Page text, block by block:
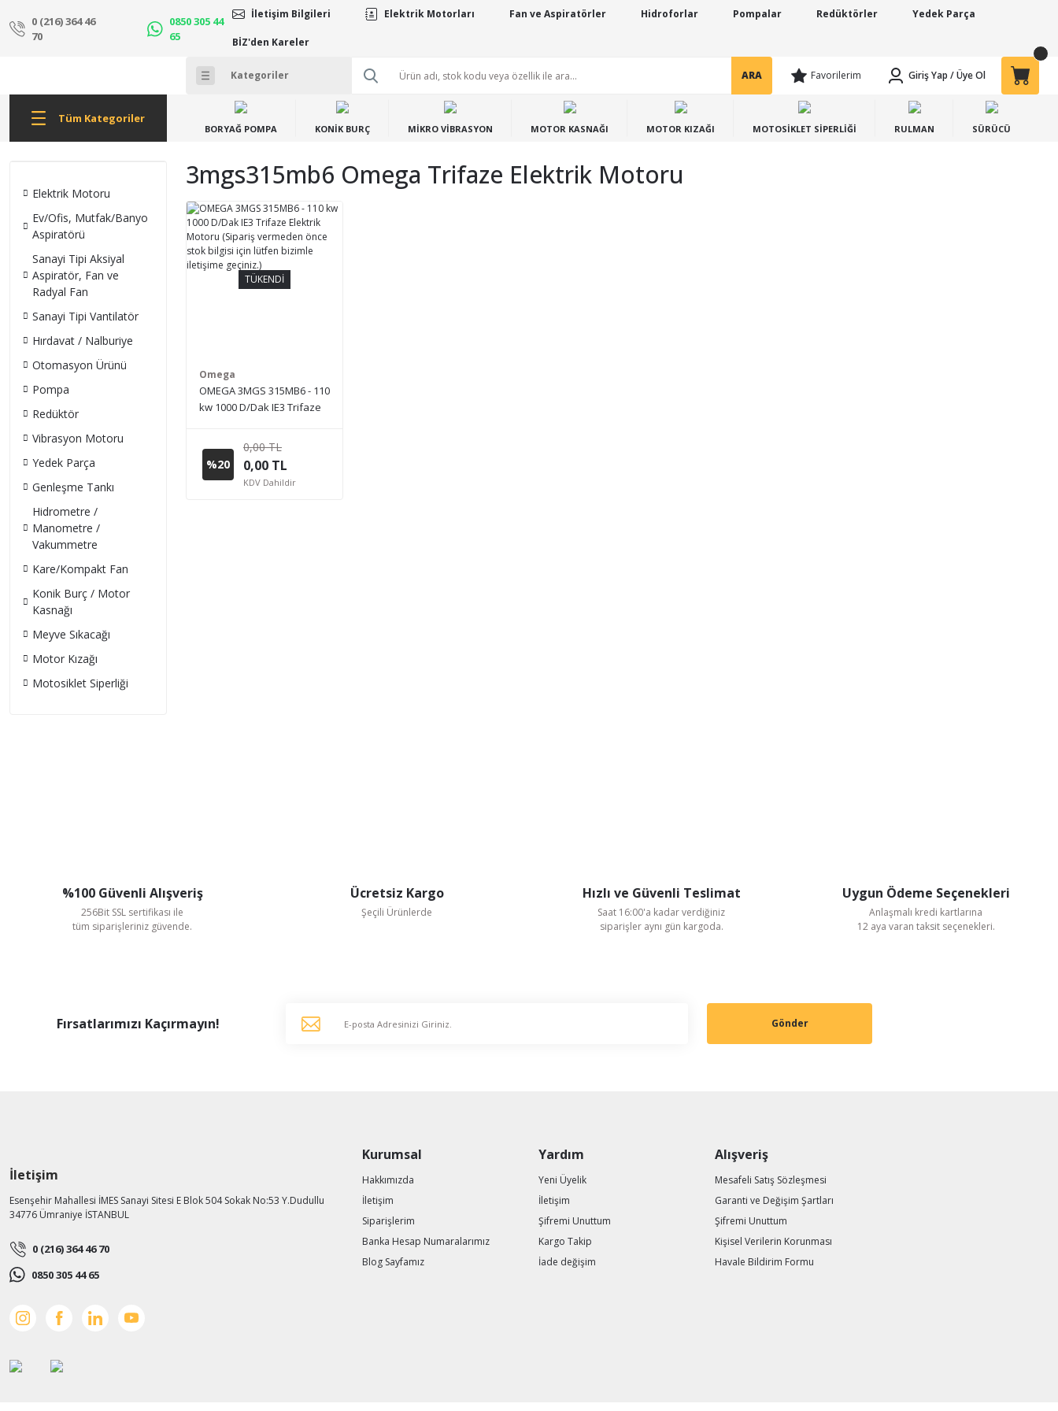
0 (216) 364 46
70
0850 305 44
65
İletişim Bilgileri Elektrik Motorları Fan ve Aspiratörler Hidroforlar Pompalar Redüktörler Yedek Parça
BİZ'den Kareler
ARA Favorilerim Giriş Yap /Üye Ol
Tüm Kategoriler
BORYAĞ POMPA KONİK BURÇ MİKRO VİBRASYON MOTOR KASNAĞI MOTOR KIZAĞI MOTOSİKLET SİPERLİĞİ RULMAN SÜRÜCÜ
Elektrik Motoru
Ev/Ofis, Mutfak/Banyo
Aspiratörü
Sanayi Tipi Aksiyal
Aspiratör, Fan ve
Radyal Fan
Sanayi Tipi Vantilatör
Hırdavat / Nalburiye
Otomasyon Ürünü
Pompa
Redüktör
Vibrasyon Motoru
Yedek Parça
Genleşme Tankı
Hidrometre /
Manometre /
Vakummetre
Kare/Kompakt Fan
Konik Burç / Motor
Kasnağı
Meyve Sıkacağı
Motor Kızağı
Motosiklet Siperliği
3mgs315mb6 Omega Trifaze Elektrik Motoru
TÜKENDİ
Omega
OMEGA 3MGS 315MB6 - 110
kw 1000 D/Dak IE3 Trifaze
vermeden önce stok bilgisi
için lütfen bizimle iletişime
geçiniz.)
%20
0,00 TL
0,00 TL
KDV Dahildir
%100 Güvenli Alışveriş
256Bit SSL sertifikası ile
tüm siparişleriniz güvende.
Ücretsiz Kargo
Şeçili Ürünlerde
Hızlı ve Güvenli Teslimat
Saat 16:00'a kadar verdiğiniz
siparişler aynı gün kargoda.
Uygun Ödeme Seçenekleri
Anlaşmalı kredi kartlarına
12 aya varan taksit seçenekleri.
Fırsatlarımızı Kaçırmayın! Gönder
İletişim
Esenşehir Mahallesi İMES Sanayi Sitesi E Blok 504 Sokak No:53 Y.Dudullu
34776 Ümraniye İSTANBUL
0 (216) 364 46 70
0850 305 44 65
Kurumsal
Hakkımızda
İletişim
Siparişlerim
Banka Hesap Numaralarımız
Blog Sayfamız
Yardım
Yeni Üyelik
İletişim
Şifremi Unuttum
Kargo Takip
İade değişim
Alışveriş
Mesafeli Satış Sözleşmesi
Garanti ve Değişim Şartları
Şifremi Unuttum
Kişisel Verilerin Korunması
Havale Bildirim Formu